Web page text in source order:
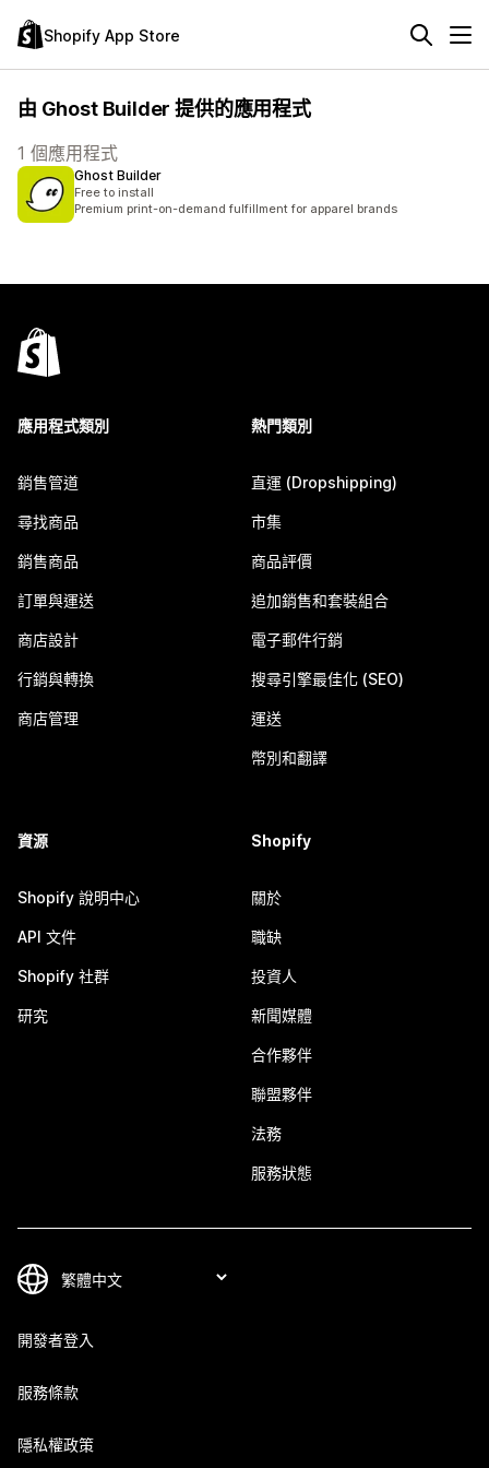
Shopify App Store
由 Ghost Builder 提供的應用程式
1 個應用程式
Ghost Builder
Free to install
Premium print-on-demand fulfillment for apparel brands
應用程式類別
銷售管道
尋找商品
銷售商品
訂單與運送
商店設計
行銷與轉換
商店管理
熱門類別
直運 (Dropshipping)
市集
商品評價
追加銷售和套裝組合
電子郵件行銷
搜尋引擎最佳化 (SEO)
運送
幣別和翻譯
資源
Shopify 說明中心
API 文件
Shopify 社群
研究
Shopify
關於
職缺
投資人
新聞媒體
合作夥伴
聯盟夥伴
法務
服務狀態
開發者登入
服務條款
隱私權政策